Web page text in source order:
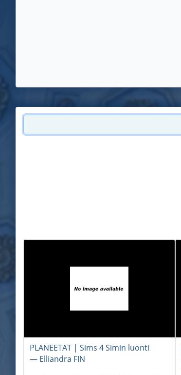
PLANEETAT | Sims 4 Simin luonti
― Elliandra FIN